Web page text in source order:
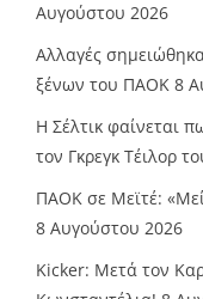
Αυγούστου 2026
Αλλαγές
ξένων του ΠΑΟΚ 8
Η Σέλτικ φαίνεται
τον Γκρεγκ Τέιλορ
ΠΑΟΚ σε Μεϊτέ:
8 Αυγούστου 2026
Kicker: Μετά τον